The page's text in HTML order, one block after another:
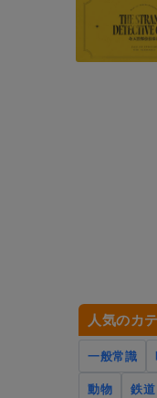
人気のカ
一般常識
動物
鉄道